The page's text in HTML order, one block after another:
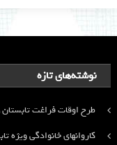
نوشته‌های تازه
طرح اوقات فراغت تابستان ۱۴۰۵ کانون فرهنگی هنری
کاروانهای خانوادگی ویژه